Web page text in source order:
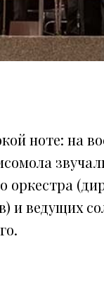
ноте: на
оркестра
и ведущих